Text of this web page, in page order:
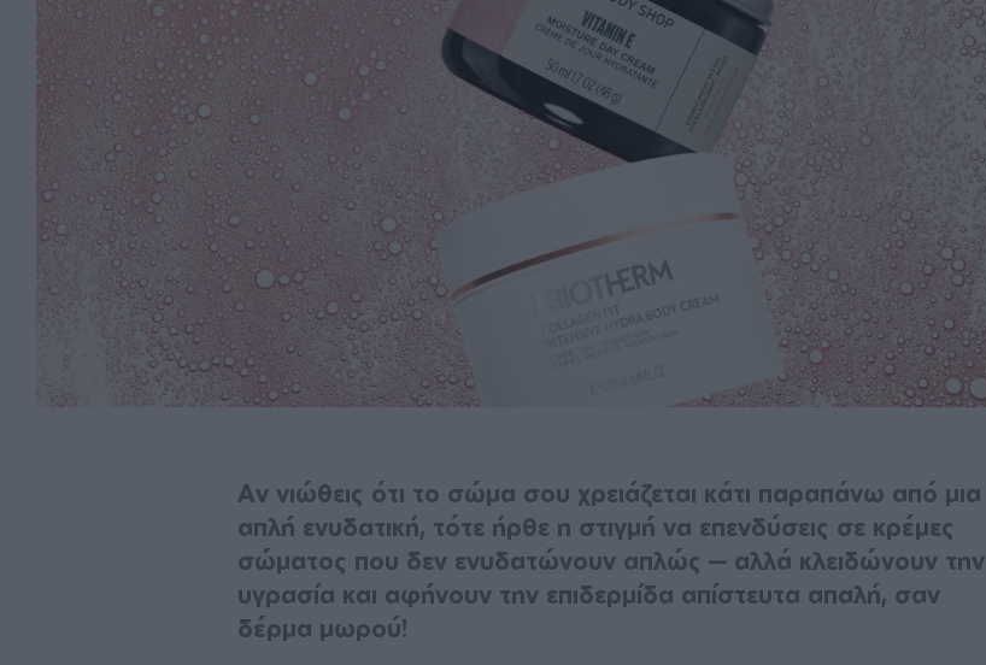
Αν νιώθεις ότι το σώμα σου χρειάζεται κάτι παραπάνω από μια
απλή ενυδατική, τότε ήρθε η στιγμή να επενδύσεις σε κρέμες
σώματος που δεν ενυδατώνουν απλώς — αλλά κλειδώνουν την
υγρασία και αφήνουν την επιδερμίδα απίστευτα απαλή, σαν
δέρμα μωρού!